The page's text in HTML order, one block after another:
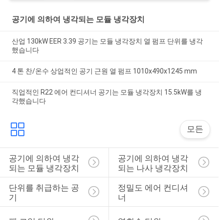
공기에 의하여 냉각되는 모듈 냉각장치
산업 130kW EER 3.39 공기는 모듈 냉각장치 열 펌프 단위를 냉각
했습니다
4 톤 찬/온수 상업적인 공기 근원 열 펌프 1010x490x1245 mm
직업적인 R22 에어 컨디셔너 공기는 모듈 냉각장치 15.5kW를 냉
각했습니다
모든
공기에 의하여 냉각
되는 모듈 냉각장치
공기에 의하여 냉각
되는 나사 냉각장치
단위를 취급하는 공
기
정밀도 에어 컨디셔
너